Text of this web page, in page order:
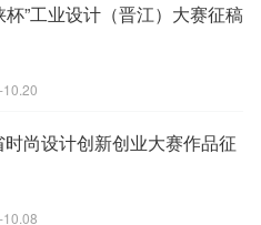
杯”工业设计（晋江）大赛征稿
尚设计创新创业大赛作品征